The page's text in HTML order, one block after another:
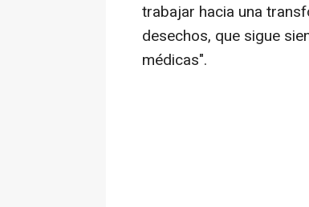
trabajar hacia una
desechos, que sigue
médicas".